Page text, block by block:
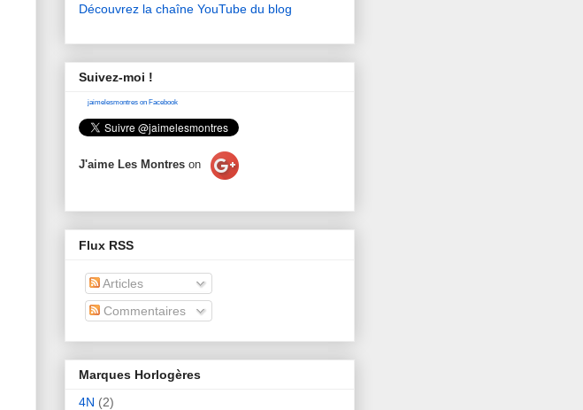
Découvrez la chaîne YouTube du blog
Suivez-moi !
jaimelesmontres on Facebook
J'aime Les Montres on
Flux RSS
Articles
Commentaires
Marques Horlogères
4N (2)